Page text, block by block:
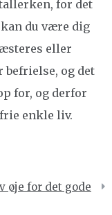
for det
du være dig
eller
befrielse, og det
for, og derfor
enkle liv.
øje for det gode